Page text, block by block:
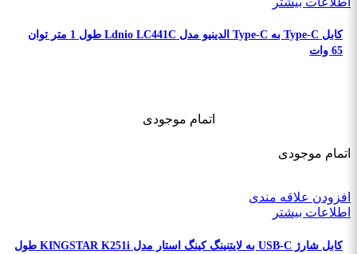
کابل Type-C به Type-C الدینیو مدل Ldnio LC441C طول 1 متر توان
65 وات
اتمام موجودی
اتمام موجودی
افزودن علاقه مندی
اطلاعات بیشتر
کابل شارژ USB-C به لایتنینگ کینگ استار مدل KINGSTAR K251i طول